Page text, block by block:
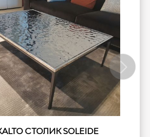
СТОЛИК SOLEIDE